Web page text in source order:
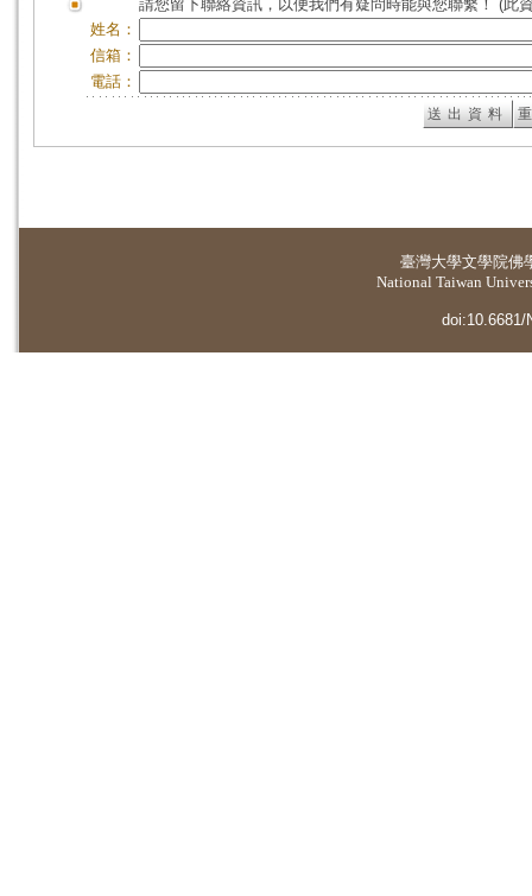
請您留下聯絡資訊，以便我們有疑問時能與您聯繫！ (此
姓名：
信箱：
電話：
臺灣大學文學院佛
National Taiwan
doi:10.6681/